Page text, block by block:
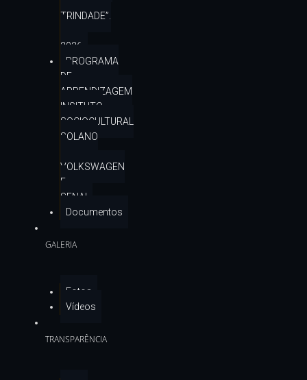
TRINDADE”.
2026
PROGRAMA
DE
APRENDIZAGEM
INSITUTO
SOCIOCULTURAL
SOLANO
VOLKSWAGEN
E
SENAI
Documentos
GALERIA
Fotos
Vídeos
TRANSPARÊNCIA